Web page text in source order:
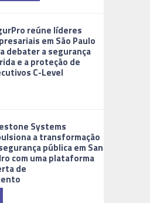
reúne líderes
em São Paulo
debater a segurança
e a proteção de
C-Level
Systems
a transformação
pública em San
com uma plataforma
de